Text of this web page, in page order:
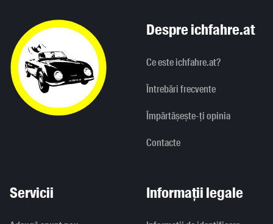
Despre ichfahre.at
Ce este ichfahre.at?
Întrebări frecvente
Împărtășește-ți opinia
Contacte
Servicii Informații legale